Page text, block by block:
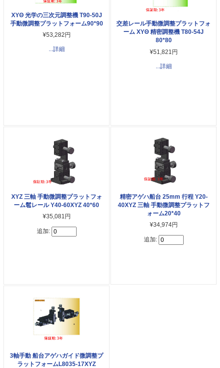
XYΘ 光学の三次元調整機 T90-50J
手動微調整プラットフォーム90*90
¥53,282円
...詳細
交差レール手動微調整プラットフォ
ーム XYΘ 精密調整機 T80-54J
80*80
¥51,821円
...詳細
XYZ 三軸 手動微調整プラットフォ
ーム髱レール Y40-60XYZ 40*60
¥35,081円
追加:
精密アゲハ船台 25mm 行程 Y20-
40XYZ 三軸 手動微調整プラットフ
ォーム20*40
¥34,974円
追加:
3軸手動 船台アゲハガイド微調整プ
ラットフォームL8035-17XYZ